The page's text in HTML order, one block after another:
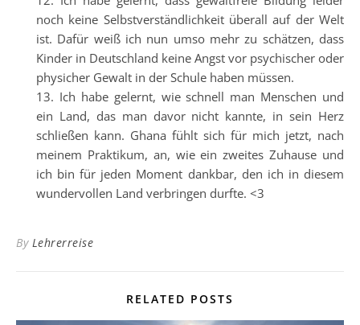
noch keine Selbstverständlichkeit überall auf der Welt
ist. Dafür weiß ich nun umso mehr zu schätzen, dass
Kinder in Deutschland keine Angst vor psychischer oder
physicher Gewalt in der Schule haben müssen.
Ich habe gelernt, wie schnell man Menschen und
ein Land, das man davor nicht kannte, in sein Herz
schließen kann. Ghana fühlt sich für mich jetzt, nach
meinem Praktikum, an, wie ein zweites Zuhause und
ich bin für jeden Moment dankbar, den ich in diesem
wundervollen Land verbringen durfte. <3
By Lehrerreise
RELATED POSTS